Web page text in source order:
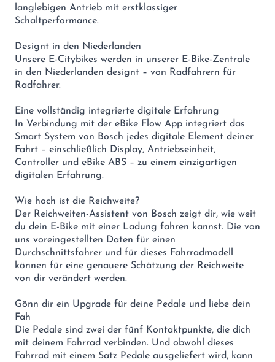
langlebigen Antrieb mit erstklassiger
Schaltperformance.
Designt in den Niederlanden
Unsere E-Citybikes werden in unserer E-Bike-Zentrale
in den Niederlanden designt – von Radfahrern für
Radfahrer.
Eine vollständig integrierte digitale Erfahrung
In Verbindung mit der eBike Flow App integriert das
Smart System von Bosch jedes digitale Element deiner
Fahrt – einschließlich Display, Antriebseinheit,
Controller und eBike ABS – zu einem einzigartigen
digitalen Erfahrung.
Wie hoch ist die Reichweite?
Der Reichweiten-Assistent von Bosch zeigt dir, wie weit
du dein E-Bike mit einer Ladung fahren kannst. Die von
uns voreingestellten Daten für einen
Durchschnittsfahrer und für dieses Fahrradmodell
können für eine genauere Schätzung der Reichweite
von dir verändert werden.
Gönn dir ein Upgrade für deine Pedale und liebe dein
Fah
Die Pedale sind zwei der fünf Kontaktpunkte, die dich
mit deinem Fahrrad verbinden. Und obwohl dieses
Fahrrad mit einem Satz Pedale ausgeliefert wird, kann